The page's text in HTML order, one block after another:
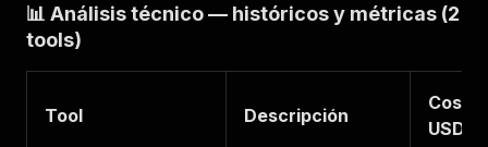
📊 Análisis técnico — históricos y métricas (2
tools)
Tool Descripción
Costo
USD